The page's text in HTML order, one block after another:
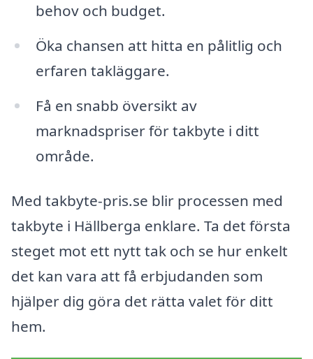
behov och budget.
Öka chansen att hitta en pålitlig och
erfaren takläggare.
Få en snabb översikt av
marknadspriser för takbyte i ditt
område.
Med takbyte-pris.se blir processen med
takbyte i Hällberga enklare. Ta det första
steget mot ett nytt tak och se hur enkelt
det kan vara att få erbjudanden som
hjälper dig göra det rätta valet för ditt
hem.